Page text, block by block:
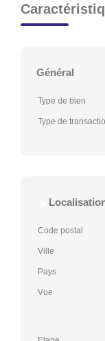
Général
Type de bien
Type de
Code postal
Ville
Pays
Vue